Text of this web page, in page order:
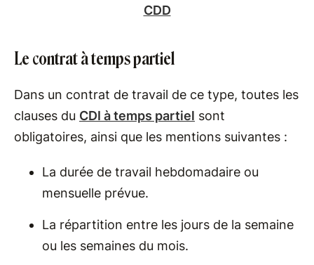
CDD
Le contrat à temps partiel
Dans un contrat de travail de ce type, toutes les
clauses du CDI à temps partiel sont
obligatoires, ainsi que les mentions suivantes :
La durée de travail hebdomadaire ou
mensuelle prévue.
La répartition entre les jours de la semaine
ou les semaines du mois.